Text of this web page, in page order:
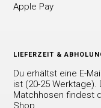
Apple Pay
LIEFERZEIT &
Du erhältst eine E-
ist (20-25
Matchhosen findest
Shop.